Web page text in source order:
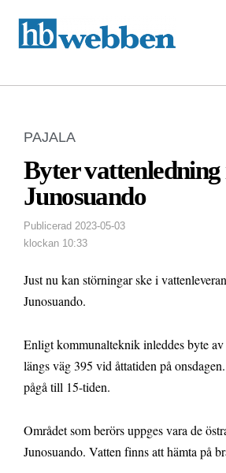
PAJALA
Byter vattenledning
Junosuando
Publicerad 2023-05-03
klockan 10:33
Just nu kan störningar ske i
Junosuando.
Enligt kommunalteknik inleddes byte
längs väg 395 vid åttatiden på
pågå till 15-tiden.
Området som berörs uppges vara de
Junosuando. Vatten finns att hämta på